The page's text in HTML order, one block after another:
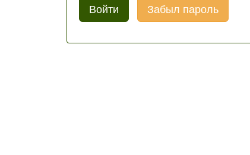
Забыл пароль